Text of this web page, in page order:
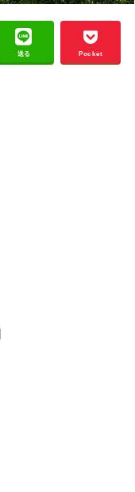
送る Pocket